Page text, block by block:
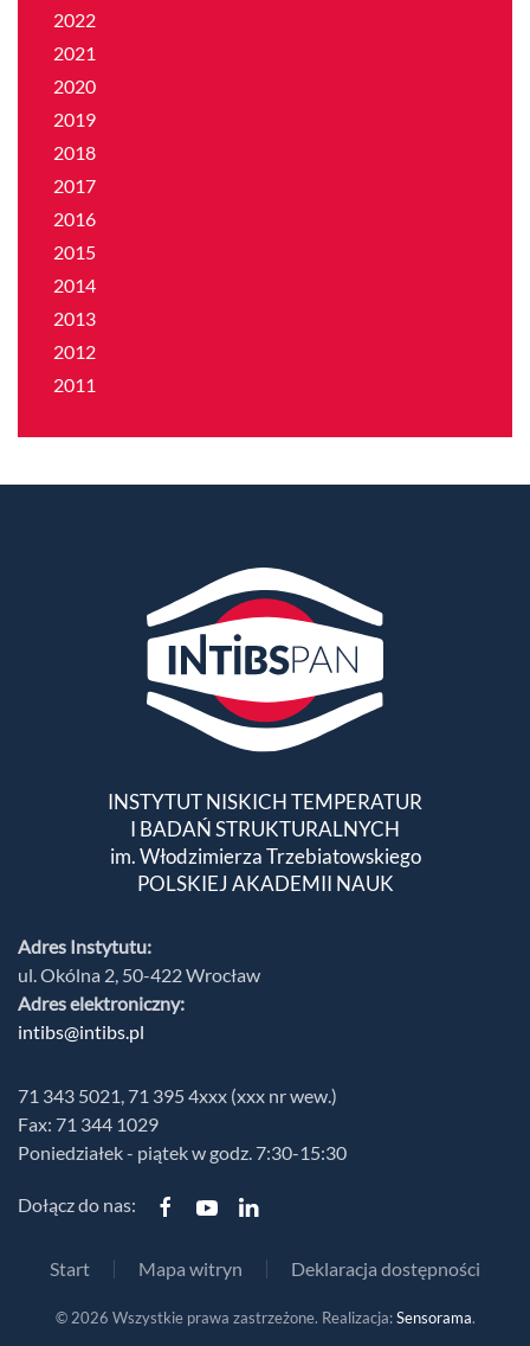
2022
2021
2020
2019
2018
2017
2016
2015
2014
2013
2012
2011
INSTYTUT NISKICH TEMPERATUR
I BADAŃ STRUKTURALNYCH
im. Włodzimierza Trzebiatowskiego
POLSKIEJ AKADEMII NAUK
Adres Instytutu:
ul. Okólna 2, 50-422 Wrocław
Adres elektroniczny:
intibs@intibs.pl
71 343 5021, 71 395 4xxx (xxx nr wew.)
Fax: 71 344 1029
Poniedziałek - piątek w godz. 7:30-15:30
Dołącz do nas:
Start Mapa witryn Deklaracja dostępności
©2026 Wszystkie prawa zastrzeżone. Realizacja:Sensorama.